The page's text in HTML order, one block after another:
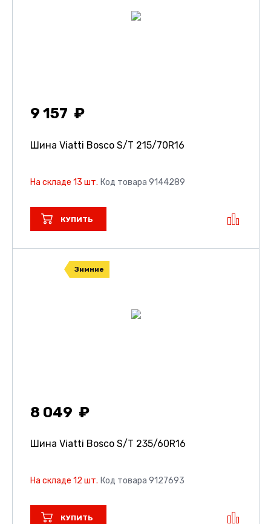
9 157
Шина Viatti Bosco S/T 215/70R16
На складе 13 шт. Код товара 9144289
КУПИТЬ
Зимние
8 049
Шина Viatti Bosco S/T 235/60R16
На складе 12 шт. Код товара 9127693
КУПИТЬ